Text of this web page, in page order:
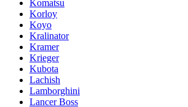
Komatsu
Korloy
Koyo
Kralinator
Kramer
Krieger
Kubota
Lachish
Lamborghini
Lancer Boss